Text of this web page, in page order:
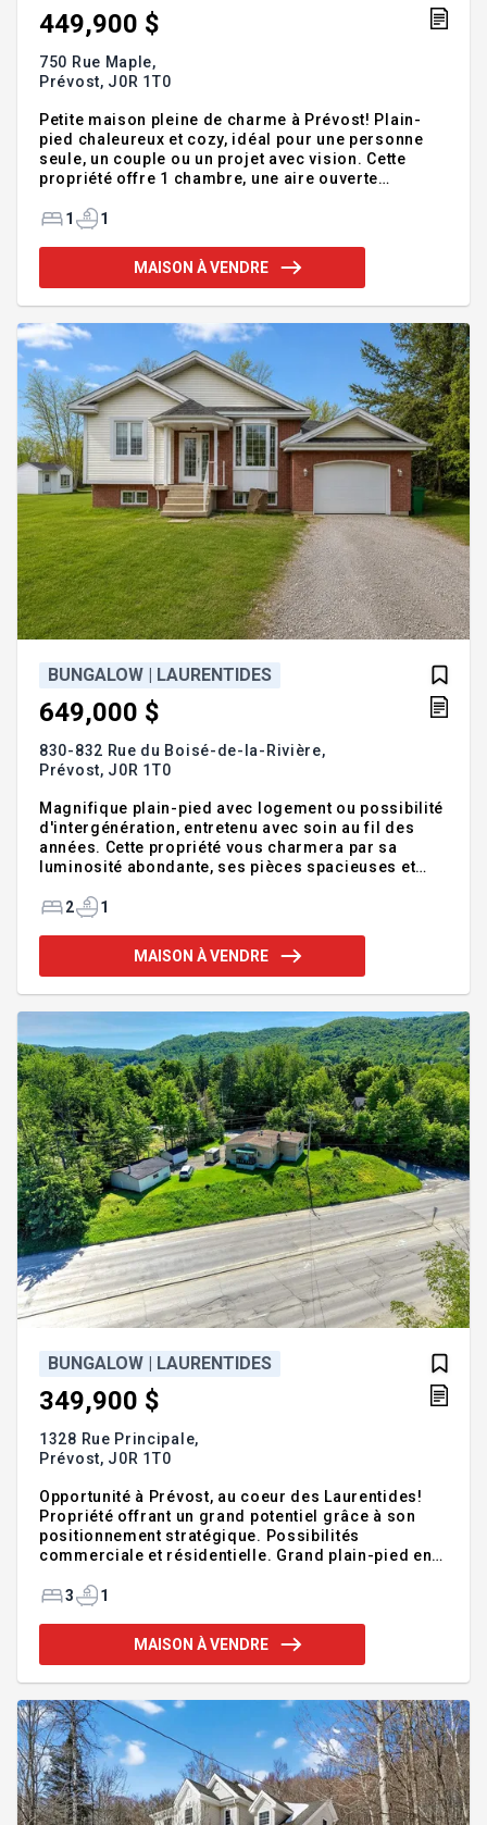
449,900 $
750 Rue Maple,
Prévost, J0R 1T0
Petite maison pleine de charme à Prévost! Plain-
pied chaleureux et cozy, idéal pour une personne
seule, un couple ou un projet avec vision. Cette
propriété offre 1 chambre, une aire ouverte
Située sur un terrain offrant la possibilité de
elle se démarque autant par son potentiel que par
son emplacement. Directement à côté d'un parc et à
manquer. Addenda :Charmante petite propriété de
type plain-
1 1
MAISON À VENDRE
BUNGALOW | LAURENTIDES
649,000 $
830-832 Rue du Boisé-de-la-Rivière,
Prévost, J0R 1T0
Magnifique plain-pied avec logement ou possibilité
d'intergénération, entretenu avec soin au fil des
années. Cette propriété vous charmera par sa
luminosité abondante, ses pièces spacieuses et
grand salon accueillant et espaces de vie
remise pratiques offrant beaucoup de rangement.
Située dans un secteur recherché de Prévost, cette
accès routiers. Vous profiterez d'un environnement
paisible sur une rue sans
2 1
MAISON À VENDRE
BUNGALOW | LAURENTIDES
349,900 $
1328 Rue Principale,
Prévost, J0R 1T0
Opportunité à Prévost, au coeur des Laurentides!
Propriété offrant un grand potentiel grâce à son
positionnement stratégique. Possibilités
commerciale et résidentielle. Grand plain-pied en
résidentiels ou commerciaux, sous réserve des
Possibilité d'aménager une résidence unifamiliale
avec logement accessoire ou un commerce.
tous les services, commerces et activités, avec vue
sur la montagne.
3 1
MAISON À VENDRE